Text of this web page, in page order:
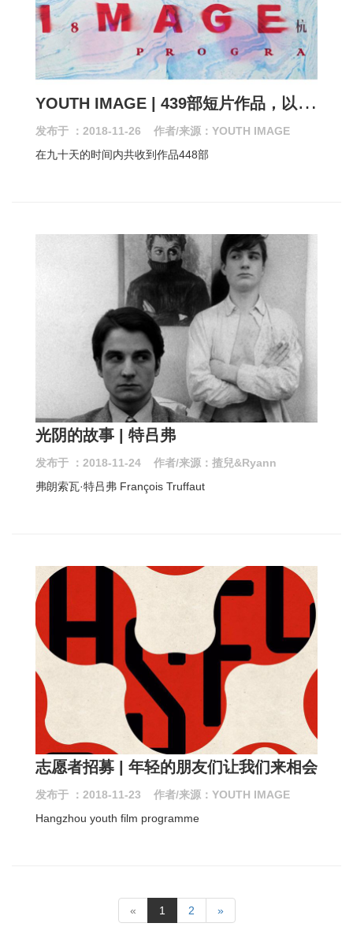
Y
OUTH IMAGE | 439部短片作品，以热爱回应世界
发布于 ：2018-11-26 作者/来源：YOUTH IMAGE
在九十天的时间内共收到作品448部
光阴的故事 | 特吕弗
发布于 ：2018-11-24 作者/来源：揸兒&Ryann
弗朗索瓦·特吕弗 François Truffaut
志愿者招募 | 年轻的朋友们让我们来相会
发布于 ：2018-11-23 作者/来源：YOUTH IMAGE
Hangzhou youth film programme
« 1 2 »